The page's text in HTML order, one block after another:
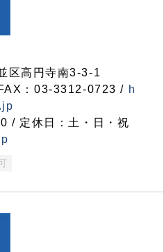
区高円寺南3-3-1
：03-3312-0723 / h
/ 定休日：土・日・祝